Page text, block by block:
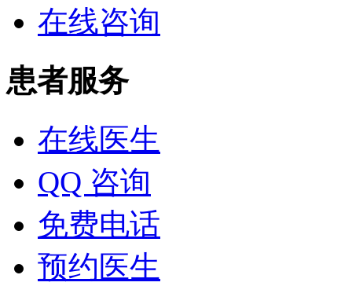
在线咨询
患者服务
在线医生
QQ 咨询
免费电话
预约医生